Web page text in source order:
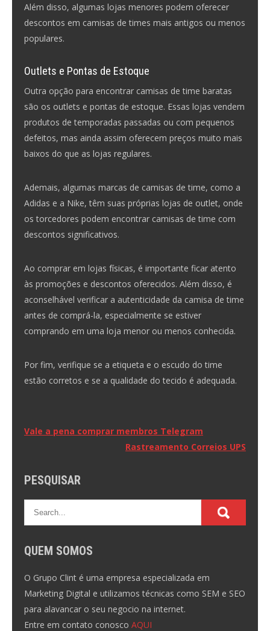
Além disso, algumas lojas menores podem oferecer
descontos em camisas de times mais antigos ou menos
populares.
Outlets e Pontas de Estoque
Outra opção para encontrar camisas de time baratas
são os outlets e pontas de estoque. Essas lojas vendem
produtos de temporadas passadas ou com pequenos
defeitos, mas ainda assim oferecem preços muito mais
baixos do que as lojas regulares.
Ademais, algumas marcas de camisas de time, como a
Adidas e a Nike, têm suas próprias lojas de outlet, onde
os torcedores podem encontrar camisas de time com
descontos significativos.
Ao comprar em lojas físicas, é importante ficar atento
às promoções e descontos oferecidos. Além disso, é
aconselhável verificar a autenticidade da camisa de time
antes de comprá-la, especialmente se estiver
comprando em uma loja menor ou menos conhecida.
Por fim, verifique se a etiqueta e o escudo do time
estão corretos e se a qualidade do tecido é adequada.
Navegação
Post
Vale a pena comprar membros Telegram
Rastreamento Correios UPS
PESQUISAR
QUEM SOMOS
O Grupo Clint é uma empresa especializada em
Marketing Digital e utilizamos técnicas como SEM e SEO
para alavancar o seu negocio na internet.
Entre em contato conosco AQUI